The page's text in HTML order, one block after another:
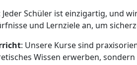
Jeder Schüler ist einzigartig, und
und Lernziele an, um
: Unsere Kurse sind
Wissen erwerben,